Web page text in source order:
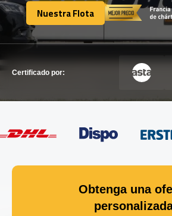
FLOTA
Nuestra Flota
Nuestra Flota
Certificado por:
Obtenga una